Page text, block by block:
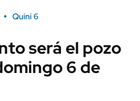
Quini 6
será el pozo
6 de